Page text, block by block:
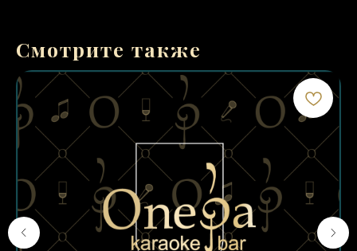
Смотрите также